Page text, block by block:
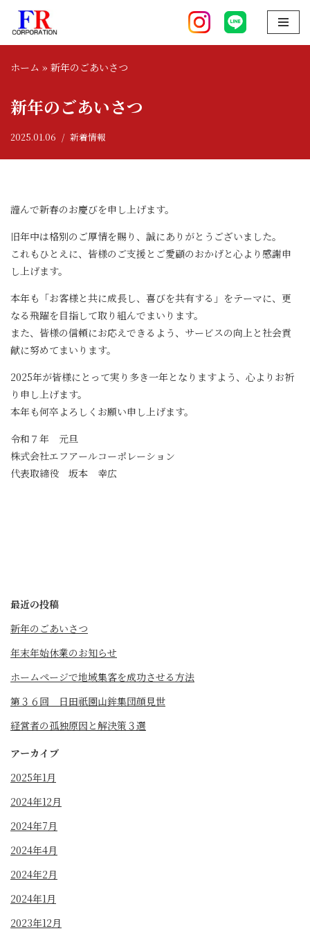
コ
テ
ツ
ス
キ
ホーム » 新年のごあいさつ
新年のごあいさつ
2025.01.06 新着情報
謹んで新春のお慶びを申し上げます。
旧年中は格別のご厚情を賜り、誠にありがとうございました。
これもひとえに、皆様のご支援とご愛顧のおかげと心より感謝申
し上げます。
本年も「お客様と共に成長し、喜びを共有する」をテーマに、更
なる飛躍を目指して取り組んでまいります。
また、皆様の信頼にお応えできるよう、サービスの向上と社会貢
献に努めてまいります。
2025年が皆様にとって実り多き一年となりますよう、心よりお祈
り申し上げます。
本年も何卒よろしくお願い申し上げます。
令和７年 元旦
株式会社エフアールコーポレーション
代表取締役 坂本 幸広
最近の投稿
新年のごあいさつ
年末年始休業のお知らせ
ホームページで地域集客を成功させる方法
第３６回 日田祇園山鉾集団顔見世
経営者の孤独原因と解決策３選
アーカイブ
2025年1月
2024年12月
2024年7月
2024年4月
2024年2月
2024年1月
2023年12月